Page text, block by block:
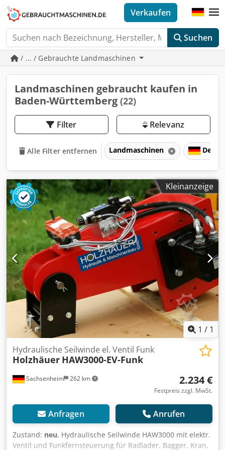
Suchen
Verkaufen
/ ... / Gebrauchte Landmaschinen
Landmaschinen gebraucht kaufen in
Baden-Württemberg (22)
Filter Relevanz
Alle Filter entfernen Landmaschinen
Kleinanzeige
1 / 1
Sachsenheim 262 km
Hydraulische Seilwinde el. Ventil Funk
Holzhäuer HAW3000-EV-Funk
2.234 €
Festpreis zzgl. MwSt.
Anfragen Anrufen
Zustand: neu, Hydraulische Seilwinde HAW3000 mit elektr.
Ventil und Funkfernsteuerung für Radlader, Bagger, Kran,